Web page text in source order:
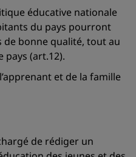
éducative nationale
du pays pourront
de bonne qualité, tout au
pays (art.12).
et de la famille
de rédiger un